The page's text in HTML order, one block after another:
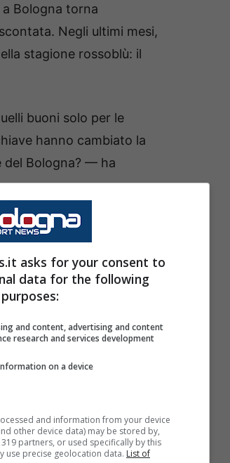
Bologna torna
Negli ultimi mesi,
stagione rossoblù: il
buoni solo per le
hanno cambiato la
del Bologna? — ha
ha rimediato contro il
opportuno, che ha
poiFederico
una responsabilità non
ma con
la semifinale di
ha cambiato la
asks for your consent to
data for the following
purposes:
and content, advertising and content
research and services development
on a device
and information from your device
other device data) may be stored by,
partners, or used specifically by this
use precise geolocation data. List of